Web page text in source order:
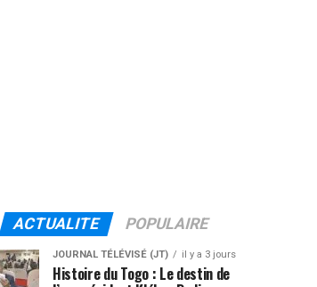
ACTUALITE POPULAIRE
JOURNAL TÉLÉVISÉ (JT) il y a 3 jours
Histoire du Togo : Le destin de